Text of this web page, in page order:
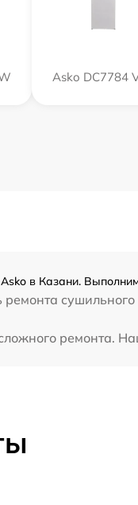
Asko DC7784
в Казани.
ремонта
ремонта.